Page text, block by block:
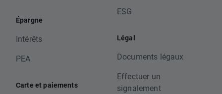
Épargne
Intérêts
PEA
Carte et paiements
ESG
Légal
Documents légaux
Effectuer un
signalement